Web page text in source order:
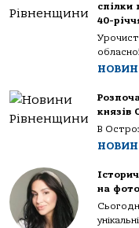
спілки
40-
князів
В
на фото